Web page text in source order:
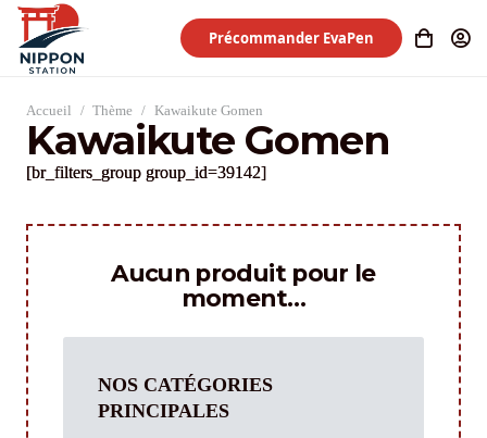
Précommander EvaPen
Accueil / Thème / Kawaikute Gomen
Kawaikute Gomen
[br_filters_group group_id=39142]
Aucun produit pour le
moment…
NOS CATÉGORIES
PRINCIPALES